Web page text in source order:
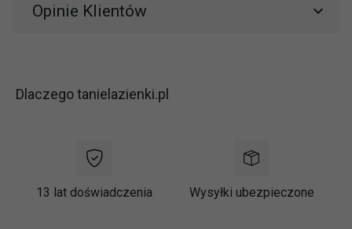
Opinie Klientów
Dlaczego tanielazienki.pl
13 lat doświadczenia Wysyłki ubezpieczone